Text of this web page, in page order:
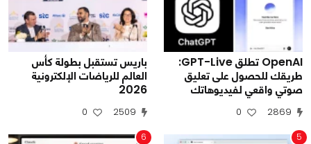
OpenAI تطلق GPT-Live:
طريقك للحصول على تعليق
صوتي واقعي لفيديوهاتك
2869
0
باريس تستقبل بطولة كأس
العالم للرياضات الإلكترونية
2026
2509
0
5
6